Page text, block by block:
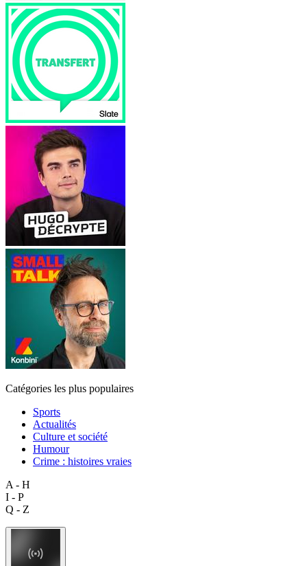
Catégories les plus populaires
Sports
Actualités
Culture et société
Humour
Crime : histoires vraies
A - H
I - P
Q - Z